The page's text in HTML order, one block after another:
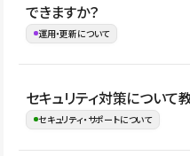
お問合せはこちら
管理の有無などがプランごと
ージをご覧ください。
できますか？
運用・更新について
はい。CMSやコンポーネント
ことで、デザインを崩しにく
セキュリティ対策について
セキュリティ・サポートについて